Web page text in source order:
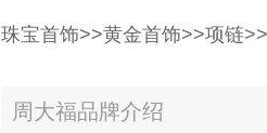
珠宝首饰>>黄金首饰>>项链>>
周大福品牌介绍